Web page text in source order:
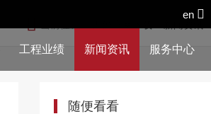
en
工程业绩 新闻资讯 服务中心
随便看看